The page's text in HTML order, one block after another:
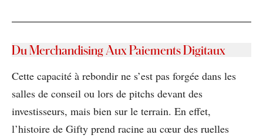
Du Merchandising Aux Paiements Digitaux
Cette capacité à rebondir ne s’est pas forgée dans les
salles de conseil ou lors de pitchs devant des
investisseurs, mais bien sur le terrain. En effet,
l’histoire de Gifty prend racine au cœur des ruelles